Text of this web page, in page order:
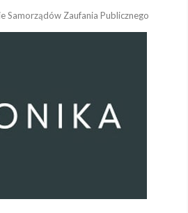
Samorządów Zaufania Publicznego